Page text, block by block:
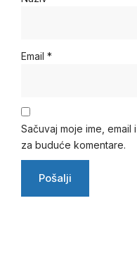
Email *
Sačuvaj moje ime,
za buduće komentare.